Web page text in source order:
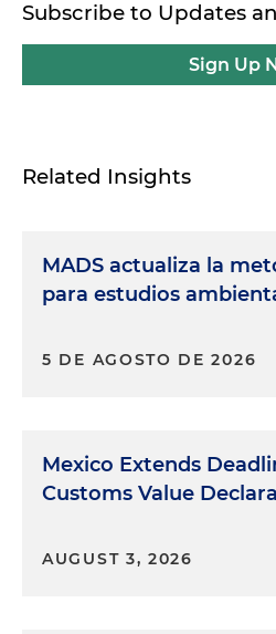
Subscribe to Updates
Sign Up
Related Insights
MADS actualiza la
para estudios
5 DE AGOSTO DE 2026
Mexico Extends
Customs Value
AUGUST 3, 2026